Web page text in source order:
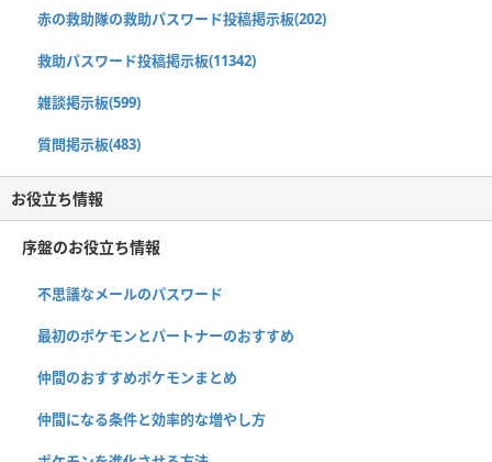
赤の救助隊の救助パスワード投稿掲示板(202)
救助パスワード投稿掲示板(11342)
雑談掲示板(599)
質問掲示板(483)
お役立ち情報
序盤のお役立ち情報
不思議なメールのパスワード
最初のポケモンとパートナーのおすすめ
仲間のおすすめポケモンまとめ
仲間になる条件と効率的な増やし方